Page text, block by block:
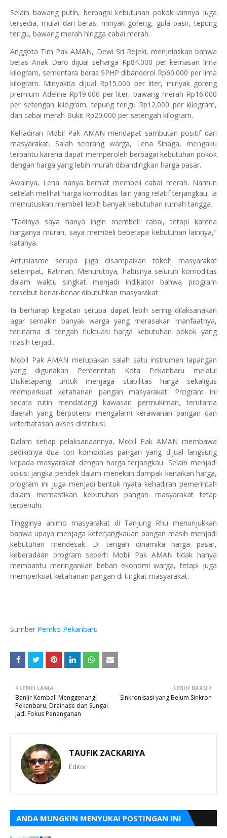
Selain bawang putih, berbagai kebutuhan pokok lainnya juga
tersedia, mulai dari beras, minyak goreng, gula pasir, tepung
terigu, bawang merah hingga cabai merah.
Anggota Tim Pak AMAN, Dewi Sri Rejeki, menjelaskan bahwa
beras Anak Daro dijual seharga Rp84.000 per kemasan lima
kilogram, sementara beras SPHP dibanderol Rp60.000 per lima
kilogram. Minyakita dijual Rp15.000 per liter, minyak goreng
premium Adeline Rp19.000 per liter, bawang merah Rp16.000
per setengah kilogram, tepung terigu Rp12.000 per kilogram,
dan cabai merah Bukit Rp20.000 per setengah kilogram.
Kehadiran Mobil Pak AMAN mendapat sambutan positif dari
masyarakat. Salah seorang warga, Lena Sinaga, mengaku
terbantu karena dapat memperoleh berbagai kebutuhan pokok
dengan harga yang lebih murah dibandingkan harga pasar.
Awalnya, Lena hanya berniat membeli cabai merah. Namun
setelah melihat harga komoditas lain yang relatif terjangkau, ia
memutuskan membeli lebih banyak kebutuhan rumah tangga.
"Tadinya saya hanya ingin membeli cabai, tetapi karena
harganya murah, saya membeli beberapa kebutuhan lainnya,"
katanya.
Antusiasme serupa juga disampaikan tokoh masyarakat
setempat, Ratman. Menurutnya, habisnya seluruh komoditas
dalam waktu singkat menjadi indikator bahwa program
tersebut benar-benar dibutuhkan masyarakat.
Ia berharap kegiatan serupa dapat lebih sering dilaksanakan
agar semakin banyak warga yang merasakan manfaatnya,
terutama di tengah fluktuasi harga kebutuhan pokok yang
masih terjadi.
Mobil Pak AMAN merupakan salah satu instrumen lapangan
yang digunakan Pemerintah Kota Pekanbaru melalui
Disketapang untuk menjaga stabilitas harga sekaligus
memperkuat ketahanan pangan masyarakat. Program ini
secara rutin mendatangi kawasan permukiman, terutama
daerah yang berpotensi mengalami kerawanan pangan dan
keterbatasan akses distribusi.
Dalam setiap pelaksanaannya, Mobil Pak AMAN membawa
sedikitnya dua ton komoditas pangan yang dijual langsung
kepada masyarakat dengan harga terjangkau. Selain menjadi
solusi jangka pendek dalam menekan dampak kenaikan harga,
program ini juga menjadi bentuk nyata kehadiran pemerintah
dalam memastikan kebutuhan pangan masyarakat tetap
terpenuhi.
Tingginya animo masyarakat di Tanjung Rhu menunjukkan
bahwa upaya menjaga keterjangkauan pangan masih menjadi
kebutuhan mendesak. Di tengah dinamika harga pasar,
keberadaan program seperti Mobil Pak AMAN tidak hanya
membantu meringankan beban ekonomi warga, tetapi juga
memperkuat ketahanan pangan di tingkat masyarakat.
Sumber Pemko Pekanbaru
LEBIH BARU
Sinkronisasi yang Belum Sinkron
LEBIH LAMA
Banjir Kembali Menggenangi
Pekanbaru, Drainase dan Sungai
Jadi Fokus Penanganan
TAUFIK ZACKARIYA
Editor
ANDA MUNGKIN MENYUKAI POSTINGAN INI